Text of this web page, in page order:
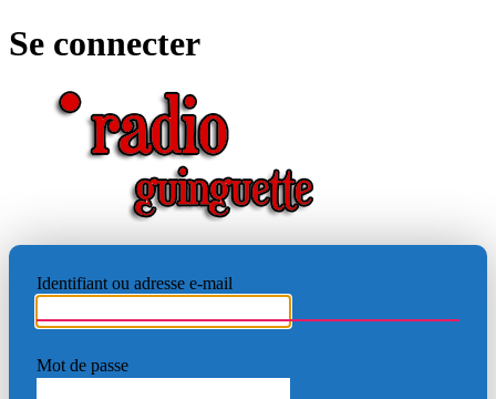
Se connecter
Identifiant ou adresse e-mail
Mot de passe